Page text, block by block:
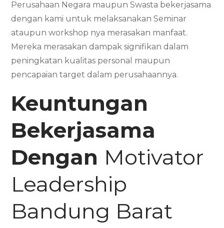
Perusahaan Negara maupun Swasta bekerjasama
dengan kami untuk melaksanakan Seminar
ataupun workshop nya merasakan manfaat.
Mereka merasakan dampak signifikan dalam
peningkatan kualitas personal maupun
pencapaian target dalam perusahaannya.
Keuntungan
Bekerjasama
Dengan Motivator
Leadership
Bandung Barat